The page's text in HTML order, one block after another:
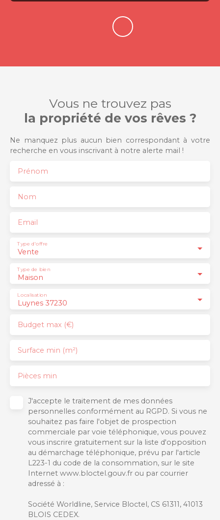
Vous ne trouvez pas
la propriété de vos rêves ?
Ne manquez plus aucun bien correspondant à votre
recherche en vous inscrivant à notre alerte mail !
Prénom
Nom
Email
Vente
Type d'offre
Maison
Type de bien
Luynes 37230
Localisation
Budget max (€)
Surface min (m²)
Pièces min
J'accepte le traitement de mes données
personnelles conformément au RGPD. Si vous ne
souhaitez pas faire l'objet de prospection
commerciale par voie téléphonique, vous pouvez
vous inscrire gratuitement sur la liste d'opposition
au démarchage téléphonique, prévu par l'article
L223-1 du code de la consommation, sur le site
Internet www.bloctel.gouv.fr ou par courrier
adressé à :
Société Worldline, Service Bloctel, CS 61311, 41013
BLOIS CEDEX.